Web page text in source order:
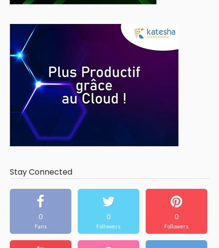
Stay Connected
0
Fans
0
Followers
0
Followers